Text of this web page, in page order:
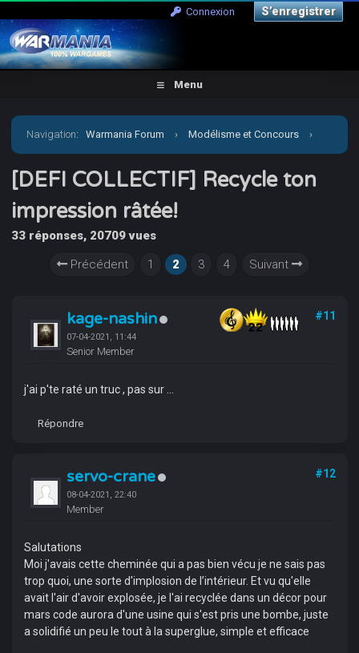
Connexion S’enregistrer
Menu
Navigation:Warmania Forum › Modélisme et Concours ›
Concours & défis › [DEFI COLLECTIF] Recycle ton
impression râtée!
[DEFI COLLECTIF] Recycle ton
impression râtée!
33 réponses, 20709 vues
Précédent
1 2 3 4 Suivant
kage-nashin
07-04-2021, 11:44
Senior Member
#11
j'ai p'te raté un truc , pas sur ...
Répondre
servo-crane
08-04-2021, 22:40
Member
#12
Salutations
Moi j'avais cette cheminée qui a pas bien vécu je ne sais pas
trop quoi, une sorte d'implosion de l’intérieur. Et vu qu'elle
avait l'air d'avoir explosée, je l'ai recyclée dans un décor pour
mars code aurora d'une usine qui s'est pris une bombe, juste
a solidifié un peu le tout à la superglue, simple et efficace